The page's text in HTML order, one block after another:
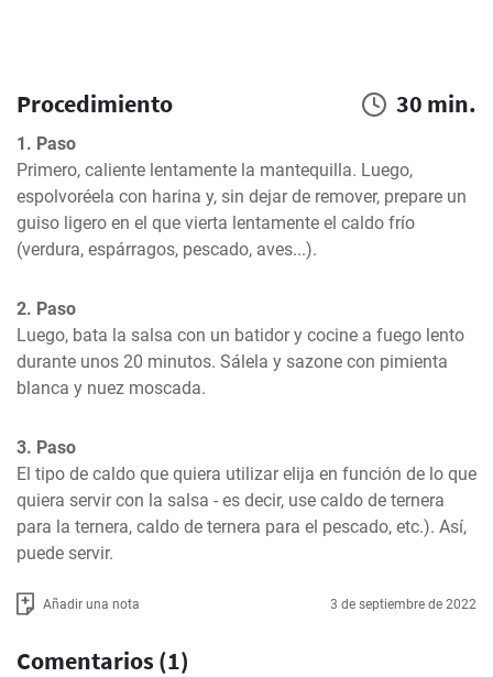
Procedimiento 30 min.
1. Paso
Primero, caliente lentamente la mantequilla. Luego,
espolvoréela con harina y, sin dejar de remover, prepare un
guiso ligero en el que vierta lentamente el caldo frío
(verdura, espárragos, pescado, aves...).
2. Paso
Luego, bata la salsa con un batidor y cocine a fuego lento
durante unos 20 minutos. Sálela y sazone con pimienta
blanca y nuez moscada.
3. Paso
El tipo de caldo que quiera utilizar elija en función de lo que
quiera servir con la salsa - es decir, use caldo de ternera
para la ternera, caldo de ternera para el pescado, etc.). Así,
puede servir.
Añadir una nota 3 de septiembre de 2022
Comentarios (1)